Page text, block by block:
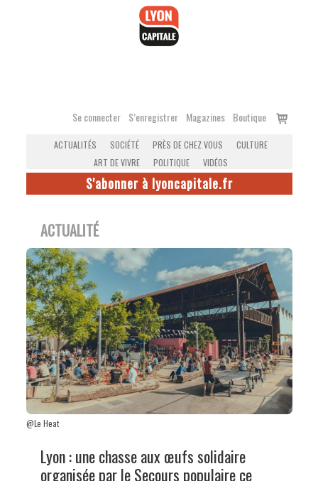
Se connecter S’enregistrer Magazines Boutique
Voir
ACTUALITÉS SOCIÉTÉ PRÈS DE CHEZ VOUS
CULTURE
ART DE VIVRE
POLITIQUE VIDÉOS
S'abonner à lyoncapitale.fr
ACTUALITÉ
@Le Heat
Lyon : une chasse aux œufs solidaire
organisée par le Secours populaire ce